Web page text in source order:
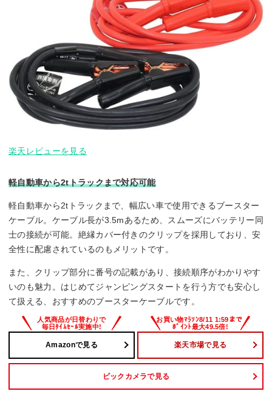
楽天レビューを見る
軽自動車から2tトラックまで対応可能
軽自動車から2tトラックまで、幅広い車で使用できるブースター
ケーブル。ケーブル長が3.5mあるため、スムーズにバッテリー同
士の接続が可能。絶縁カバー付きのクリップを採用しており、安
全性に配慮されているのもメリットです。
また、クリップ部分に番号の記載があり、接続順序がわかりやす
いのも魅力。はじめてジャンピングスタートを行う方でも安心し
て扱える、おすすめのブースターケーブルです。
Amazonで見る 楽天市場で見る
ビックカメラで見る